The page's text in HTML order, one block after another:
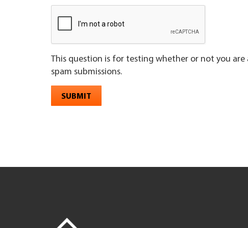
This question is for testing whether or not you
spam submissions.
SUBMIT